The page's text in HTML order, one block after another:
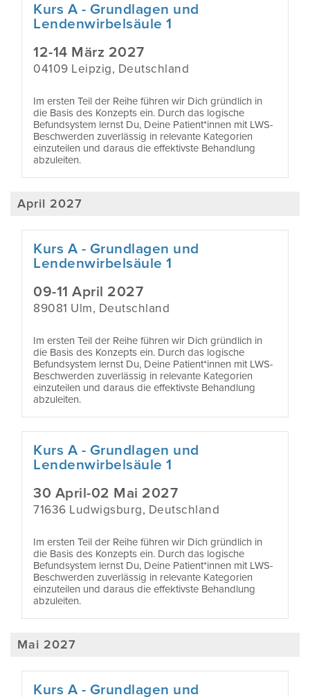
Kurs A - Grundlagen und
Lendenwirbelsäule 1
12-14 März 2027
04109 Leipzig, Deutschland
Im ersten Teil der Reihe führen wir Dich gründlich in
die Basis des Konzepts ein. Durch das logische
Befundsystem lernst Du, Deine Patient*innen mit LWS-
Beschwerden zuverlässig in relevante Kategorien
einzuteilen und daraus die effektivste Behandlung
abzuleiten.
April 2027
Kurs A - Grundlagen und
Lendenwirbelsäule 1
09-11 April 2027
89081 Ulm, Deutschland
Im ersten Teil der Reihe führen wir Dich gründlich in
die Basis des Konzepts ein. Durch das logische
Befundsystem lernst Du, Deine Patient*innen mit LWS-
Beschwerden zuverlässig in relevante Kategorien
einzuteilen und daraus die effektivste Behandlung
abzuleiten.
Kurs A - Grundlagen und
Lendenwirbelsäule 1
30 April-02 Mai 2027
71636 Ludwigsburg, Deutschland
Im ersten Teil der Reihe führen wir Dich gründlich in
die Basis des Konzepts ein. Durch das logische
Befundsystem lernst Du, Deine Patient*innen mit LWS-
Beschwerden zuverlässig in relevante Kategorien
einzuteilen und daraus die effektivste Behandlung
abzuleiten.
Mai 2027
Kurs A - Grundlagen und